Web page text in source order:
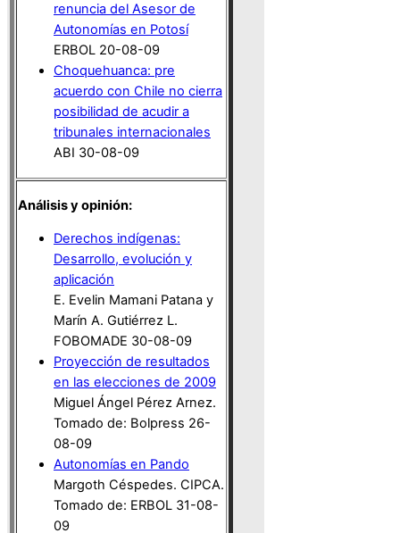
renuncia del Asesor de
Autonomías en Potosí
ERBOL 20-08-09
Choquehuanca: pre
acuerdo con Chile no cierra
posibilidad de acudir a
tribunales internacionales
ABI 30-08-09
Análisis y opinión:
Derechos indígenas:
Desarrollo, evolución y
aplicación
E. Evelin Mamani Patana y
Marín A. Gutiérrez L.
FOBOMADE 30-08-09
Proyección de resultados
en las elecciones de 2009
Miguel Ángel Pérez Arnez.
Tomado de: Bolpress 26-
08-09
Autonomías en Pando
Margoth Céspedes. CIPCA.
Tomado de: ERBOL 31-08-
09